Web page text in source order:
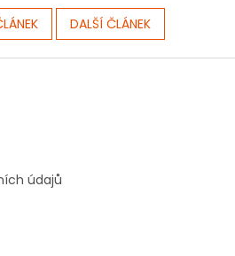
DALŠÍ ČLÁNEK
údajů